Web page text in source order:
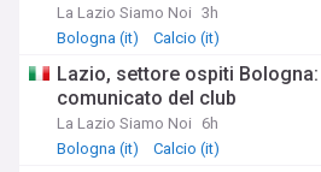
La Lazio Siamo Noi 3h
Bologna (it)
Calcio (it)
Lazio, settore ospiti
comunicato del club
La Lazio Siamo Noi
6h
Bologna (it)
Calcio (it)